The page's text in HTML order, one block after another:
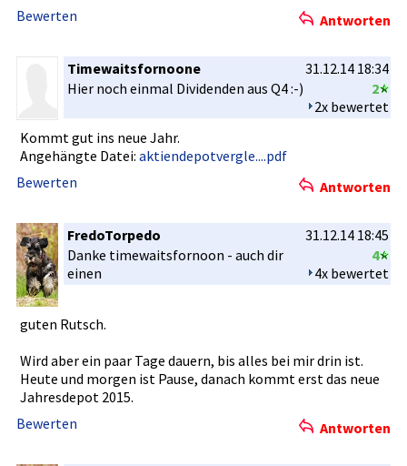
Bewerten
Antworten
Timewaitsfornoone
31.12.14 18:34
2
2x bewertet
Hier noch einmal Dividenden­ aus Q4 :-)
Kommt gut ins neue Jahr.
Angehängte Datei: aktiendepotvergle....pdf
Bewerten
Antworten
FredoTorpedo
31.12.14 18:45
4
4x bewertet
Danke timewaitsf­ornoon - auch dir
einen
guten Rutsch.
Wird aber ein paar Tage dauern, bis alles bei mir drin ist.
Heute und morgen ist Pause, danach kommt erst das neue
Jahresdepo­t 2015.
Bewerten
Antworten